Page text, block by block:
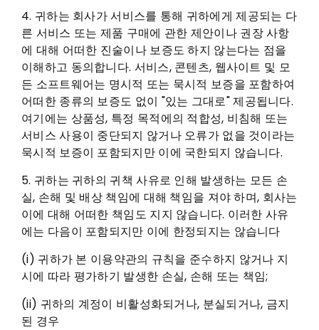
4. 귀하는 회사가 서비스를 통해 귀하에게 제공되는 다
른 서비스 또는 제품 구매에 관한 제안이나 권장 사항
에 대해 어떠한 진술이나 보증도 하지 않는다는 점을
이해하고 동의합니다. 서비스, 콘텐츠, 웹사이트 및 모
든 소프트웨어는 명시적 또는 묵시적 보증을 포함하여
어떠한 종류의 보증도 없이 "있는 그대로" 제공됩니다.
여기에는 상품성, 특정 목적에의 적합성, 비침해 또는
서비스 사용이 중단되지 않거나 오류가 없을 것이라는
묵시적 보증이 포함되지만 이에 국한되지 않습니다.
5. 귀하는 귀하의 귀책 사유로 인해 발생하는 모든 손
실, 손해 및 배상 책임에 대해 책임을 져야 하며, 회사는
이에 대해 어떠한 책임도 지지 않습니다. 이러한 사유
에는 다음이 포함되지만 이에 한정되지는 않습니다
(i) 귀하가 본 이용약관의 규칙을 준수하지 않거나 지
시에 따라 평가하기 발생한 손실, 손해 또는 책임;
(ii) 귀하의 계정이 비활성화되거나, 분실되거나, 금지
된 경우